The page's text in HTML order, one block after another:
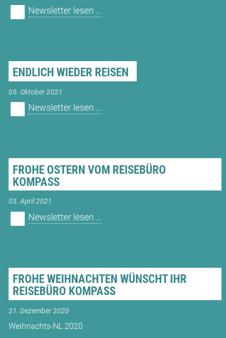
Newsletter lesen ...
ENDLICH WIEDER REISEN
05. Oktober 2021
Newsletter lesen ...
FROHE OSTERN VOM REISEBÜRO
KOMPASS
03. April 2021
Newsletter lesen ...
FROHE WEIHNACHTEN WÜNSCHT IHR
REISEBÜRO KOMPASS
21. Dezember 2020
Weihnachts-NL 2020